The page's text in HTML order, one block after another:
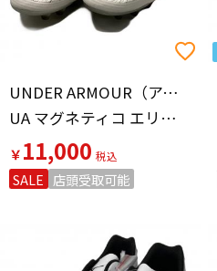
UNDER ARMOUR（アンダーアーマー）
UA マグネティコ エリート 4 FG 2025春夏モデル
￥11,000
SALE 店頭受取可能